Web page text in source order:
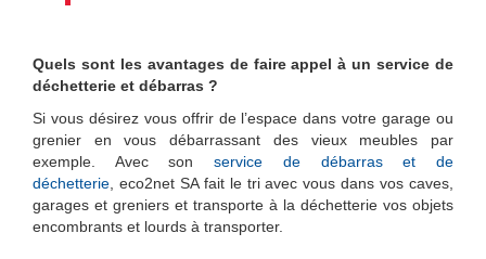
Quels sont les avantages de faire appel à un service de
déchetterie et débarras ?
Si vous désirez vous offrir de l’espace dans votre garage ou
grenier en vous débarrassant des vieux meubles par
exemple. Avec sonservice de débarras et de
déchetterie eco2net SA fait le tri avec vous dans vos caves,
garages et greniers et transporte à la déchetterie vos objets
encombrants et lourds à transporter.